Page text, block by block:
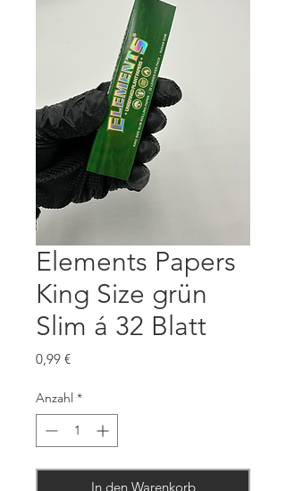
Elements Papers
King Size grün
Slim á 32 Blatt
0,99 €Preis
Anzahl *
In den Warenkorb